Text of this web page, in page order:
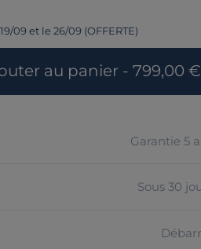
09 et le 26/09 (OFFERTE)
au panier - 799,00 €
Garantie 5
Sous 30